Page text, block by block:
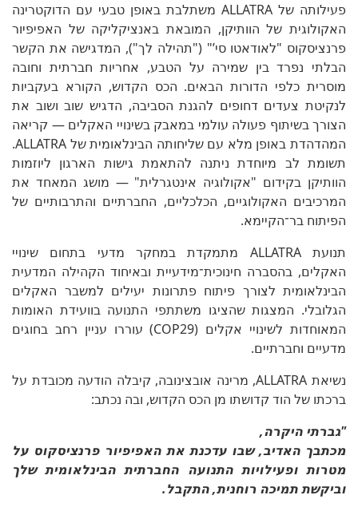
פעילותה של ALLATRA משתלבת באופן טבעי עם הדוקטרינה
האקולוגית של הוותיקן, המובאת באנציקליקה של האפיפיור
פרנציסקוס "לאודאטו סי’" ("תהילה לך"), המדגישה את הקשר
הבלתי נפרד בין שמירה על הטבע, אחריות חברתית וחובה
מוסרית כלפי הדורות הבאים. הכס הקדוש, הקורא בעקביות
לנקיטת צעדים דחופים להגנת הסביבה, הדגיש שוב ושוב את
הצורך בשיתוף פעולה עולמי במאבק בשינויי האקלים — קריאה
המהדהדת באופן מלא עם שליחותה הבינלאומית של ALLATRA.
תשומת לב מיוחדת ניתנה להתאמת גישות הארגון ליוזמות
הוותיקן בקידום "אקולוגיה אינטגרלית" — מושג המאחד את
המרכיבים האקולוגיים, הכלכליים, החברתיים והתרבותיים של
הפיתוח בר־הקיימא.
תנועת ALLATRA מתמקדת במחקר מדעי בתחום שינויי
האקלים, בהסברה חינוכית־מידעיית ובאיחוד הקהילה המדעית
הבינלאומית לצורך פיתוח פתרונות יעילים למשבר האקלים
הגלובלי. המצגות שהציגו משתתפי התנועה בוועידת האומות
המאוחדות לשינויי אקלים (COP29) עוררו עניין רחב בחוגים
מדעיים וחברתיים.
נשיאת ALLATRA, מרינה אובצינובה, קיבלה הודעה מכובדת על
ברכתו של הוד קדושתו מן הכס הקדוש, ובה נכתב:
"גברתי היקרה,
מכתבך האדיב, שבו עדכנת את האפיפיור פרנציסקוס על
מטרות ופעילויות התנועה החברתית הבינלאומית שלך
וביקשת תמיכה רוחנית, התקבל.